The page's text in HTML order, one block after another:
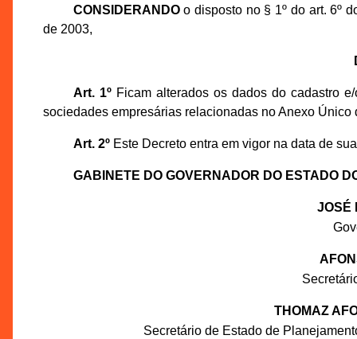
CONSIDERANDOo disposto no § 1º do art. 6º
de 2003,
Art. 1ºFicam alterados os dados do cadastro
sociedades empresárias relacionadas no Anexo Único
Art. 2ºEste Decreto entra em vigor na data de
GABINETE DO GOVERNADOR DO ESTADO
JOSÉ
THOMAZ
Secretário de Estado de